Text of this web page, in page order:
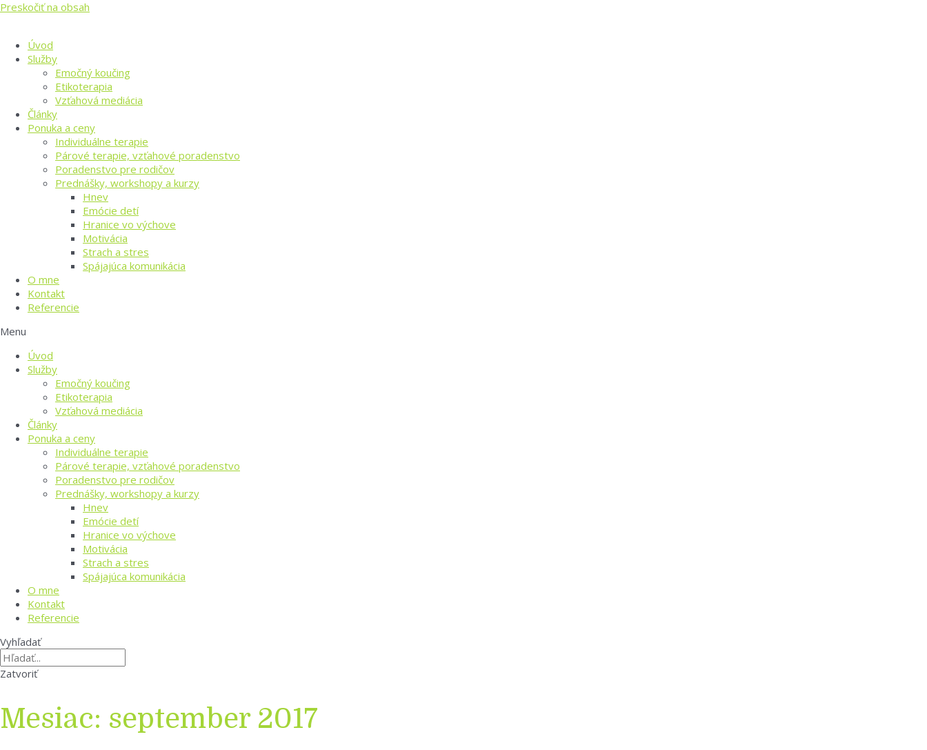
Preskočiť na obsah
Úvod
Služby
Emočný koučing
Etikoterapia
Vzťahová mediácia
Články
Ponuka a ceny
Individuálne terapie
Párové terapie, vzťahové poradenstvo
Poradenstvo pre rodičov
Prednášky, workshopy a kurzy
Hnev
Emócie detí
Hranice vo výchove
Motivácia
Strach a stres
Spájajúca komunikácia
O mne
Kontakt
Referencie
Menu
Úvod
Služby
Emočný koučing
Etikoterapia
Vzťahová mediácia
Články
Ponuka a ceny
Individuálne terapie
Párové terapie, vzťahové poradenstvo
Poradenstvo pre rodičov
Prednášky, workshopy a kurzy
Hnev
Emócie detí
Hranice vo výchove
Motivácia
Strach a stres
Spájajúca komunikácia
O mne
Kontakt
Referencie
Vyhľadať
Zatvoriť
Mesiac: september 2017